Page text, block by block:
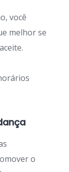
você
melhor se
o